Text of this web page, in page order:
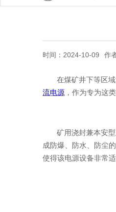
时间：2024-10-09 作
在煤矿井下等区
流电源 ， 作为专为这
矿用浇封兼本安
成防爆、防水、防尘
使得该电源设备非常